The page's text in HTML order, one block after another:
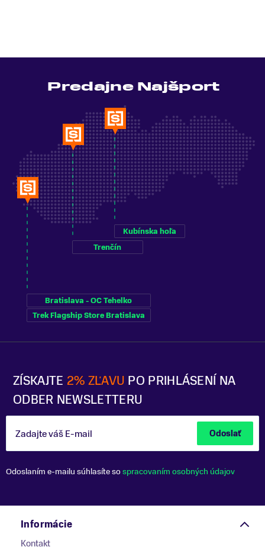
ZÍSKAJTE 2% ZĽAVU PO PRIHLÁSENÍ NA
ODBER NEWSLETTERU
Zadajte váš E-mail Odoslať
Odoslaním e-mailu súhlasíte sospracovaním osobných údajov
Predajne Najšport
Bratislava - OC Tehelko
Trek Flagship Store Bratislava
Trenčín
Kubínska hoľa
Informácie
Kontakt